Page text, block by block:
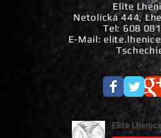
Elite
Netolická 444,
Tel: 608
E-Mail: